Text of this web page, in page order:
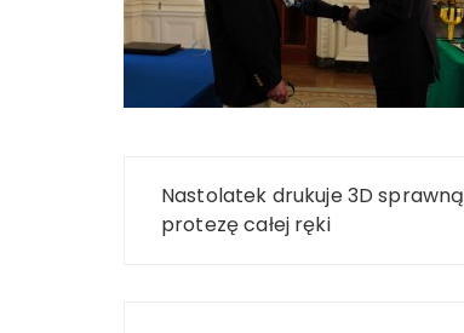
Nawigacja
wpisu
Nastolatek drukuje 3D sprawną
protezę całej ręki